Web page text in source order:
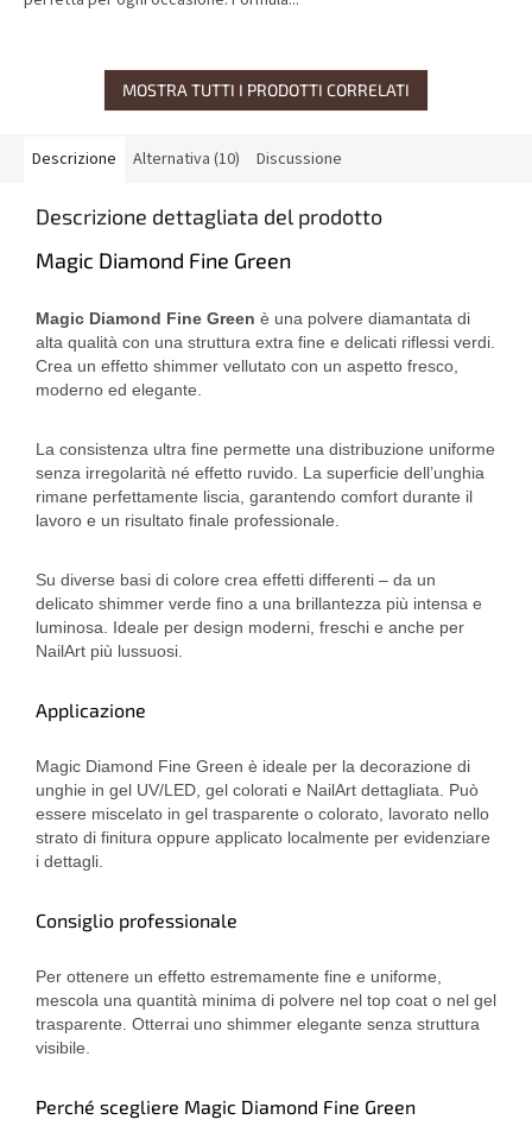
MOSTRA TUTTI I PRODOTTI CORRELATI
Descrizione Alternativa (10) Discussione
Descrizione dettagliata del prodotto
Magic Diamond Fine Green
Magic Diamond Fine Green è una polvere diamantata di
alta qualità con una struttura extra fine e delicati riflessi verdi.
Crea un effetto shimmer vellutato con un aspetto fresco,
moderno ed elegante.
La consistenza ultra fine permette una distribuzione uniforme
senza irregolarità né effetto ruvido. La superficie dell’unghia
rimane perfettamente liscia, garantendo comfort durante il
lavoro e un risultato finale professionale.
Su diverse basi di colore crea effetti differenti – da un
delicato shimmer verde fino a una brillantezza più intensa e
luminosa. Ideale per design moderni, freschi e anche per
NailArt più lussuosi.
Applicazione
Magic Diamond Fine Green è ideale per la decorazione di
unghie in gel UV/LED, gel colorati e NailArt dettagliata. Può
essere miscelato in gel trasparente o colorato, lavorato nello
strato di finitura oppure applicato localmente per evidenziare
i dettagli.
Consiglio professionale
Per ottenere un effetto estremamente fine e uniforme,
mescola una quantità minima di polvere nel top coat o nel gel
trasparente. Otterrai uno shimmer elegante senza struttura
visibile.
Perché scegliere Magic Diamond Fine Green